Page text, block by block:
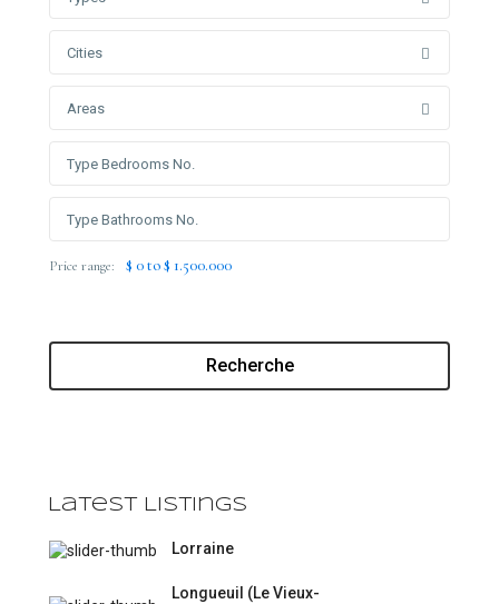
Cities
Areas
Price range: $ 0 to $ 1.500.000
Recherche
Latest Listings
Lorraine
Longueuil (Le Vieux-